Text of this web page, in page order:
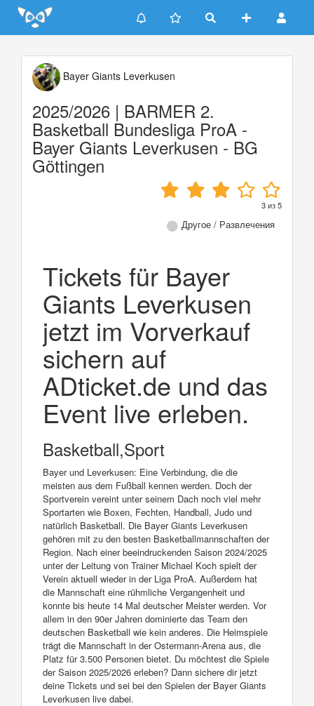
Update cookies preferences
Bayer Giants Leverkusen
2025/2026 | BARMER 2.
Basketball Bundesliga ProA -
Bayer Giants Leverkusen - BG
Göttingen
3из5
Другое / Развлечения
Tickets für Bayer
Giants Leverkusen
jetzt im Vorverkauf
sichern auf
ADticket.de und das
Event live erleben.
Basketball,Sport
Bayer und Leverkusen: Eine Verbindung, die die
meisten aus dem Fußball kennen werden. Doch der
Sportverein vereint unter seinem Dach noch viel mehr
Sportarten wie Boxen, Fechten, Handball, Judo und
natürlich Basketball. Die Bayer Giants Leverkusen
gehören mit zu den besten Basketballmannschaften der
Region. Nach einer beeindruckenden Saison 2024/2025
unter der Leitung von Trainer Michael Koch spielt der
Verein aktuell wieder in der Liga ProA. Außerdem hat
die Mannschaft eine rühmliche Vergangenheit und
konnte bis heute 14 Mal deutscher Meister werden. Vor
allem in den 90er Jahren dominierte das Team den
deutschen Basketball wie kein anderes. Die Heimspiele
trägt die Mannschaft in der Ostermann-Arena aus, die
Platz für 3.500 Personen bietet. Du möchtest die Spiele
der Saison 2025/2026 erleben? Dann sichere dir jetzt
deine Tickets und sei bei den Spielen der Bayer Giants
Leverkusen live dabei.